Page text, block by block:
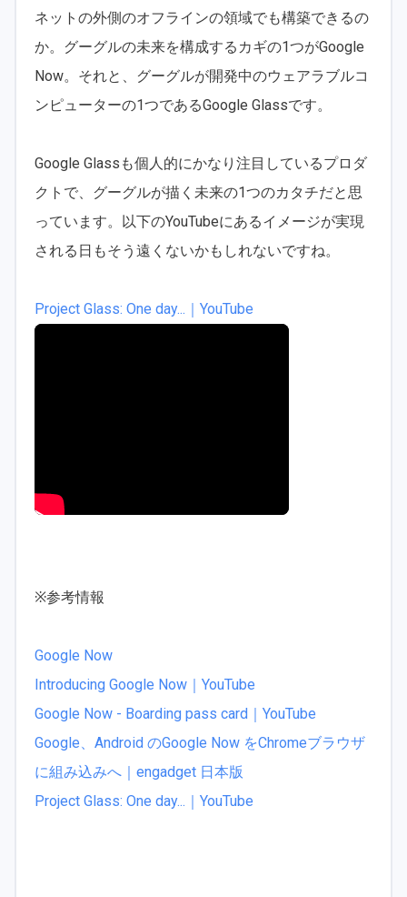
ネットの外側のオフラインの領域でも構築できるの
か。グーグルの未来を構成するカギの1つがGoogle
Now。それと、グーグルが開発中のウェアラブルコ
ンピューターの1つであるGoogle Glassです。
Google Glassも個人的にかなり注目しているプロダ
クトで、グーグルが描く未来の1つのカタチだと思
っています。以下のYouTubeにあるイメージが実現
される日もそう遠くないかもしれないですね。
Project Glass: One day...｜YouTube
※参考情報
Google Now
Introducing Google Now｜YouTube
Google Now - Boarding pass card｜YouTube
Google、Android のGoogle Now をChromeブラウザ
に組み込みへ｜engadget 日本版
Project Glass: One day...｜YouTube